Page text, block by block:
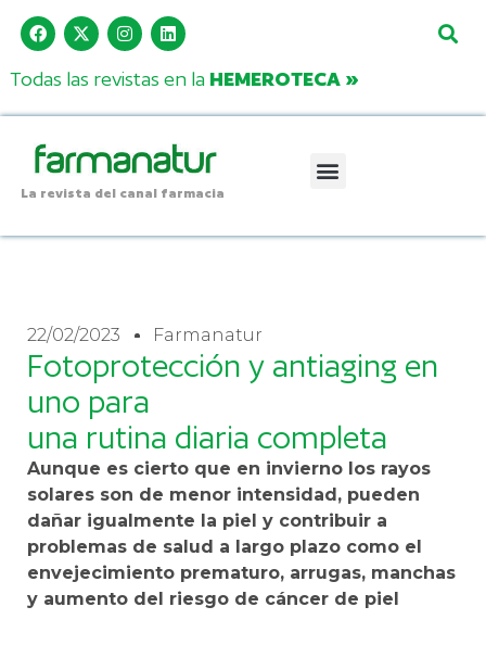
Todas las revistas en la HEMEROTECA »
La revista del canal farmacia
22/02/2023 Farmanatur
Fotoprotección y antiaging en
uno para
una rutina diaria completa
Aunque es cierto que en invierno los rayos
solares son de menor intensidad, pueden
dañar igualmente la piel y contribuir a
problemas de salud a largo plazo como el
envejecimiento prematuro, arrugas, manchas
y aumento del riesgo de cáncer de piel